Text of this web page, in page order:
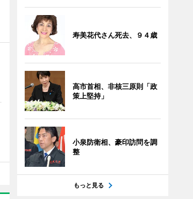
寿美花代さん死去、９４歳
高市首相、非核三原則「政
策上堅持」
小泉防衛相、豪印訪問を調
整
もっと見る